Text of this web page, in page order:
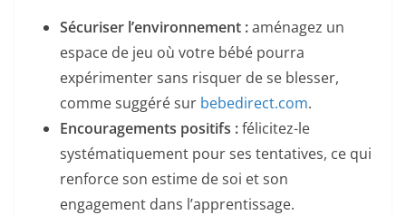
Sécuriser l’environnement :aménagez un
espace de jeu où votre bébé pourra
expérimenter sans risquer de se blesser,
comme suggéré sur bebedirect.com.
Encouragements positifs :félicitez-le
systématiquement pour ses tentatives, ce qui
renforce son estime de soi et son
engagement dans l’apprentissage.